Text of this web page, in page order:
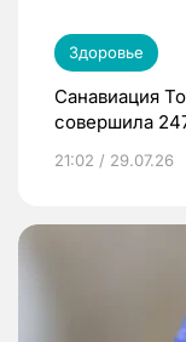
Здоровье
Санавиация
совершила
21:02 / 29.07.26